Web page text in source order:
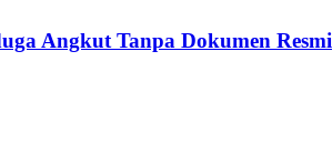
Angkut Tanpa Dokumen Resmi